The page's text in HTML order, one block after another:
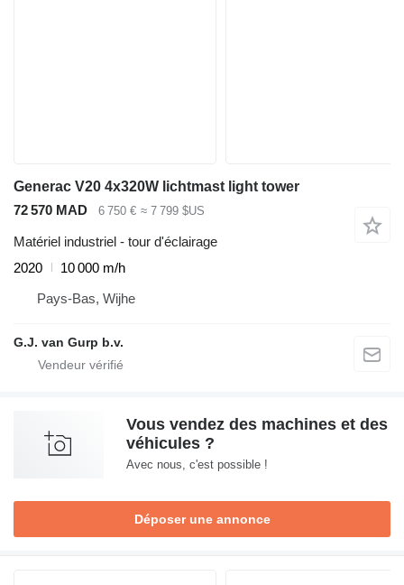
Generac V20 4x320W lichtmast light tower
72 570 MAD
6 750 € ≈ 7 799 $US
Matériel industriel - tour d'éclairage
2020
10 000 m/h
Pays-Bas, Wijhe
G.J. van Gurp b.v.
Vous vendez des machines et des
véhicules ?
Avec nous, c'est possible !
Déposer une annonce